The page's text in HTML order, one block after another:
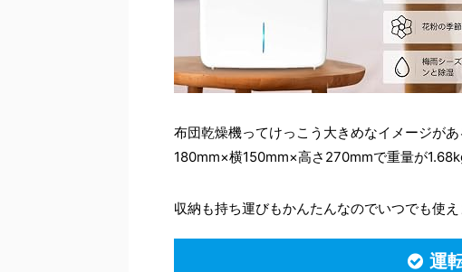
布団乾燥機ってけっこう大きめなイメージが
180mm×横150mm×高さ270mmで重量が
収納も持ち運びもかんたんなのでいつでも使え
運